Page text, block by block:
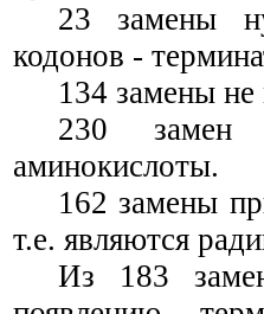
23 замены
кодонов -
134 замены
230 замен
аминокислоты.
162 замены
т.е. являются
Из 183